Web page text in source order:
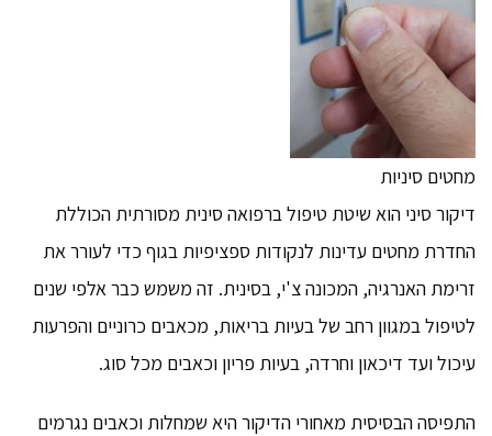
מחטים סיניות
דיקור סיני הוא שיטת טיפול ברפואה סינית מסורתית הכוללת
החדרת מחטים עדינות לנקודות ספציפיות בגוף כדי לעורר את
זרימת האנרגיה, המכונה צ'י, בסינית. זה משמש כבר אלפי שנים
לטיפול במגוון רחב של בעיות בריאות, מכאבים כרוניים והפרעות
עיכול ועד דיכאון וחרדה, בעיות פריון וכאבים מכל סוג.
התפיסה הבסיסית מאחורי הדיקור היא שמחלות וכאבים נגרמים